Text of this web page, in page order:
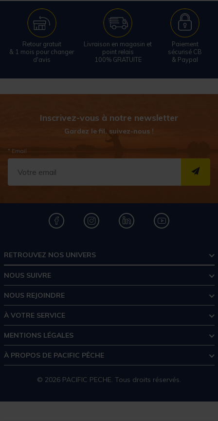
Retour gratuit
& 1 mois pour changer
d'avis
Livraison en magasin et
point relais
100% GRATUITE
Paiement
sécurisé CB
& Paypal
Inscrivez-vous à notre newsletter
Gardez le fil, suivez-nous !
* Email
RETROUVEZ NOS UNIVERS
NOUS SUIVRE
NOUS REJOINDRE
À VOTRE SERVICE
MENTIONS LÉGALES
À PROPOS DE PACIFIC PÊCHE
© 2026 PACIFIC PECHE. Tous droits réservés.